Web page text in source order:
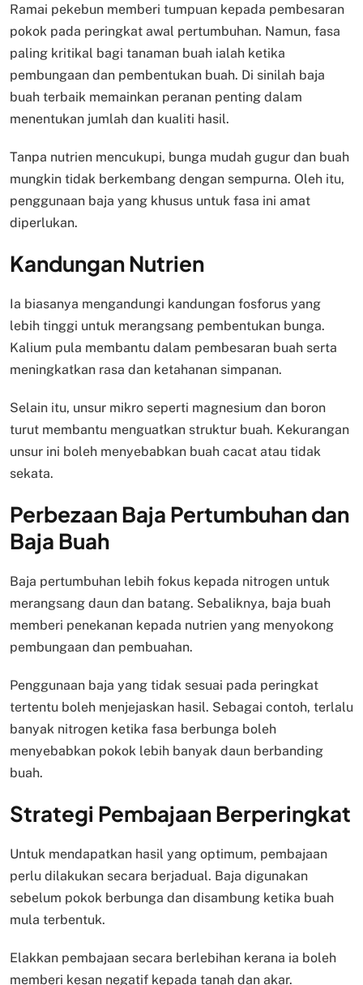
Ramai pekebun memberi tumpuan kepada pembesaran
pokok pada peringkat awal pertumbuhan. Namun, fasa
paling kritikal bagi tanaman buah ialah ketika
pembungaan dan pembentukan buah. Di sinilah baja
buah terbaik memainkan peranan penting dalam
menentukan jumlah dan kualiti hasil.
Tanpa nutrien mencukupi, bunga mudah gugur dan buah
mungkin tidak berkembang dengan sempurna. Oleh itu,
penggunaan baja yang khusus untuk fasa ini amat
diperlukan.
Kandungan Nutrien
Ia biasanya mengandungi kandungan fosforus yang
lebih tinggi untuk merangsang pembentukan bunga.
Kalium pula membantu dalam pembesaran buah serta
meningkatkan rasa dan ketahanan simpanan.
Selain itu, unsur mikro seperti magnesium dan boron
turut membantu menguatkan struktur buah. Kekurangan
unsur ini boleh menyebabkan buah cacat atau tidak
sekata.
Perbezaan Baja Pertumbuhan dan
Baja Buah
Baja pertumbuhan lebih fokus kepada nitrogen untuk
merangsang daun dan batang. Sebaliknya, baja buah
memberi penekanan kepada nutrien yang menyokong
pembungaan dan pembuahan.
Penggunaan baja yang tidak sesuai pada peringkat
tertentu boleh menjejaskan hasil. Sebagai contoh, terlalu
banyak nitrogen ketika fasa berbunga boleh
menyebabkan pokok lebih banyak daun berbanding
buah.
Strategi Pembajaan Berperingkat
Untuk mendapatkan hasil yang optimum, pembajaan
perlu dilakukan secara berjadual. Baja digunakan
sebelum pokok berbunga dan disambung ketika buah
mula terbentuk.
Elakkan pembajaan secara berlebihan kerana ia boleh
memberi kesan negatif kepada tanah dan akar.